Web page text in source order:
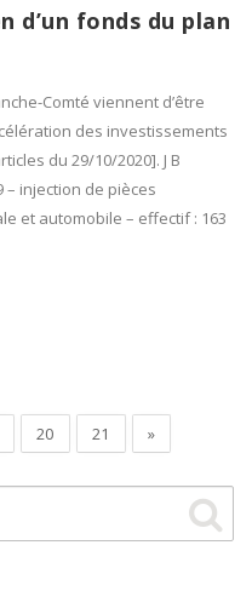
d’un fonds du plan
Comté viennent d’être
des investissements
du 29/10/2020]. J B
– injection de pièces
et automobile – effectif : 163
20 21 »